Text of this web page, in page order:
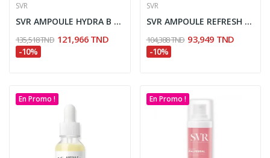
SVR
SVR AMPOULE HYDRA B 30ML PEAUX SENSIBLES 30ML
135,518 TND 121,966 TND
-10%
SVR
SVR AMPOULE REFRESH DAY SERUM CONTOUR DES YEUX...
104,388 TND 93,949 TND
-10%
En Promo ! En Promo !